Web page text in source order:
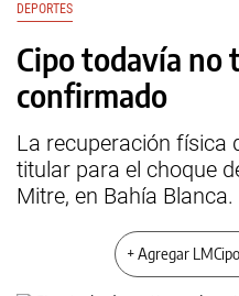
DEPORTES
Cipo todavía no
confirmado
La recuperación física
titular para el choque
Mitre, en Bahía Blanca.
+ Agregar